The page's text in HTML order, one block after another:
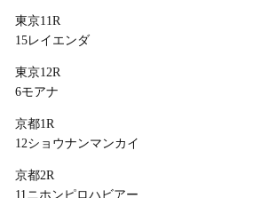
東京11R
15レイエンダ
東京12R
6モアナ
京都1R
12ショウナンマンカイ
京都2R
11ニホンピロハビアー